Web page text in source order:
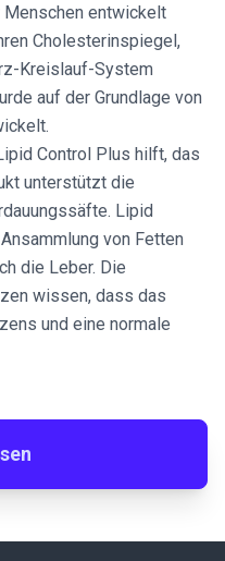
entwickelt
Cholesterinspiegel,
Kreislauf-System
auf der Grundlage von
Control Plus hilft, das
unterstützt die
Lipid
von Fetten
die Leber. Die
wissen, dass das
und eine normale